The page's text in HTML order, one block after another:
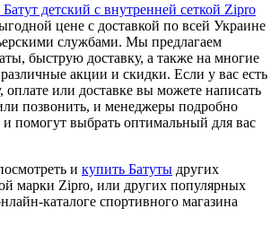
детский с внутренней сеткой Zipro
цене с доставкой по всей Украине
службами. Мы предлагаем
быструю доставку, а также на многие
акции и скидки. Если у вас есть
оплате или доставке вы можете написать
позвонить, и менеджеры подробно
помогут выбрать оптимальный для вас
и купить Батуты других
марки Zipro, или других популярных
каталоге спортивного магазина